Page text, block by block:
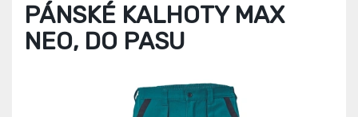
PÁNSKÉ KALHOTY MAX
NEO, DO PASU